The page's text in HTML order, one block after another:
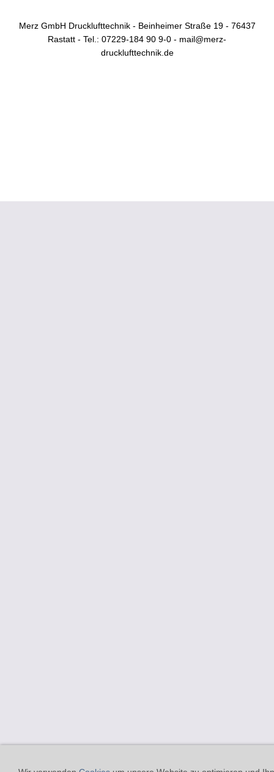
Merz GmbH Drucklufttechnik - Beinheimer Straße 19 - 76437
Rastatt - Tel.: 07229-184 90 9-0 - mail@merz-
drucklufttechnik.de